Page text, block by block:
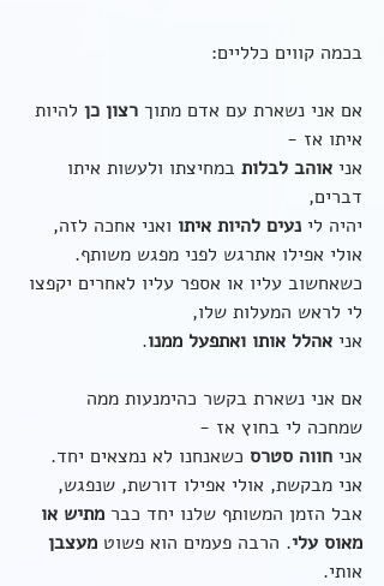
בכמה קווים כלליים:
אם אני נשארת עם אדם מתוך רצון כן להיות
איתו אז -
אני אוהב לבלות במחיצתו ולעשות איתו
דברים,
יהיה לי נעים להיות איתו ואני אחכה לזה,
אולי אפילו אתרגש לפני מפגש משותף.
כשאחשוב עליו או אספר עליו לאחרים יקפצו
לי לראש המעלות שלו,
אני אהלל אותו ואתפעל ממנו.
אם אני נשארת בקשר כהימנעות ממה
שמחכה לי בחוץ אז -
אני חווה סטרס כשאנחנו לא נמצאים יחד.
אני מבקשת, אולי אפילו דורשת, שנפגש,
אבל הזמן המשותף שלנו יחד כבר מתיש או
מאוס עלי. הרבה פעמים הוא פשוט מעצבן
אותי.